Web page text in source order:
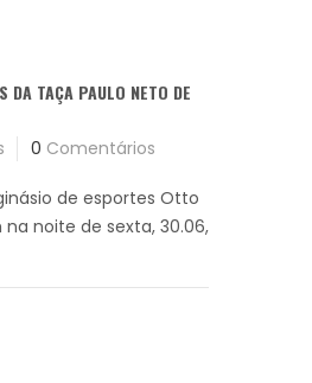
DA TAÇA PAULO NETO DE
0 Comentários
de esportes Otto
noite de sexta, 30.06,